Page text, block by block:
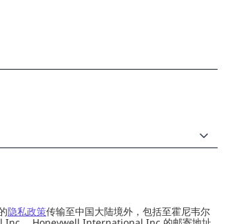
隐私政策传输至中国大陆境外，包括至霍尼韦尔